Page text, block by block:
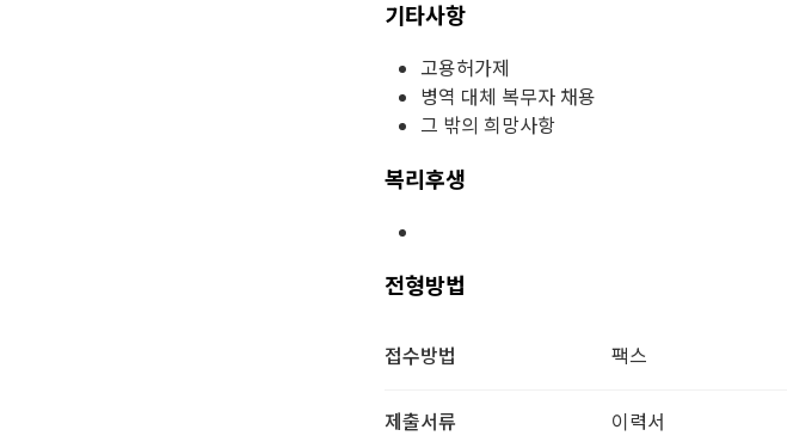
기타사항
고용허가제
병역 대체 복무자 채용
그 밖의 희망사항
복리후생
전형방법
접수방법 팩스
제출서류 이력서